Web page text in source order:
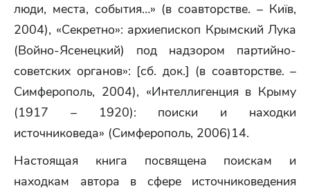
люди, места, события…» (в соавторстве. – Київ,
2004), «Секретно»: архиепископ Крымский Лука
(Войно-Ясенецкий) под надзором партийно-
советских органов»: [сб. док.] (в соавторстве. –
Симферополь, 2004), «Интеллигенция в Крыму
(1917 – 1920): поиски и находки
источниковеда» (Симферополь, 2006)14.
Настоящая книга посвящена поискам и
находкам автора в сфере источниковедения